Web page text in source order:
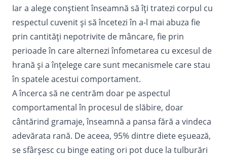
Iar a alege conștient înseamnă să îți tratezi corpul cu
respectul cuvenit și să încetezi în a-l mai abuza fie
prin cantități nepotrivite de mâncare, fie prin
perioade în care alternezi înfometarea cu excesul de
hrană și a înțelege care sunt mecanismele care stau
în spatele acestui comportament.
A încerca să ne centrăm doar pe aspectul
comportamental în procesul de slăbire, doar
cântărind gramaje, înseamnă a pansa fără a vindeca
adevărata rană. De aceea, 95% dintre diete eșuează,
se sfârșesc cu binge eating ori pot duce la tulburări